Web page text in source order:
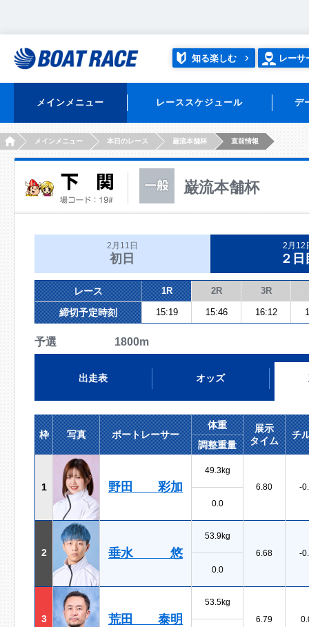
知る楽しむ レーサ
メインメニュー レーススケジュール デ
HOMEメインメニュー 本日のレース 巌流本舗杯 直前情報
巌流本舗杯
2月11日
初日
2月12
２日
レース 1R 2R 3R
締切予定時刻 15:19 15:46 16:12
予選 1800m
出走表 オッズ
枠 写真 ボートレーサー
体重
展示
タイム
チ
調整重量
1 野田 彩加
49.3kg
6.80
-
0.0
2 垂水 悠
53.9kg
6.68
-
0.0
3 荒田 泰明
53.5kg
6.79